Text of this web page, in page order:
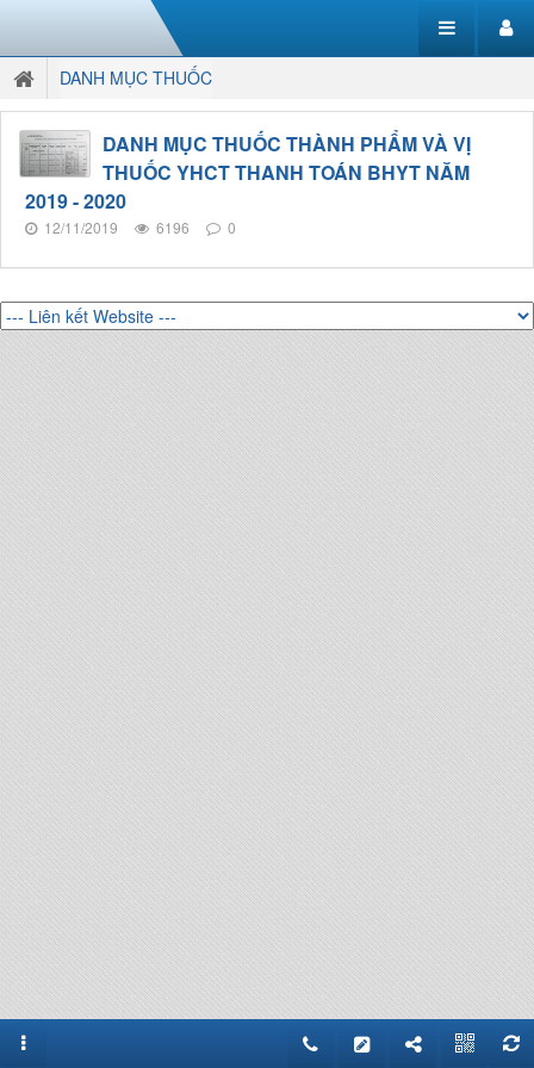
DANH MỤC THUỐC
DANH MỤC THUỐC THÀNH PHẨM VÀ VỊ
THUỐC YHCT THANH TOÁN BHYT NĂM
2019 - 2020
12/11/2019 6196 0